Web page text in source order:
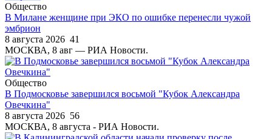
Общество
В Милане женщине при ЭКО по ошибке перенесли чужой
эмбрион
8 августа 2026 41
МОСКВА, 8 авг — РИА Новости.
Общество
В Подмосковье завершился восьмой "Кубок Александра
Овечкина"
8 августа 2026 56
МОСКВА, 8 августа - РИА Новости.